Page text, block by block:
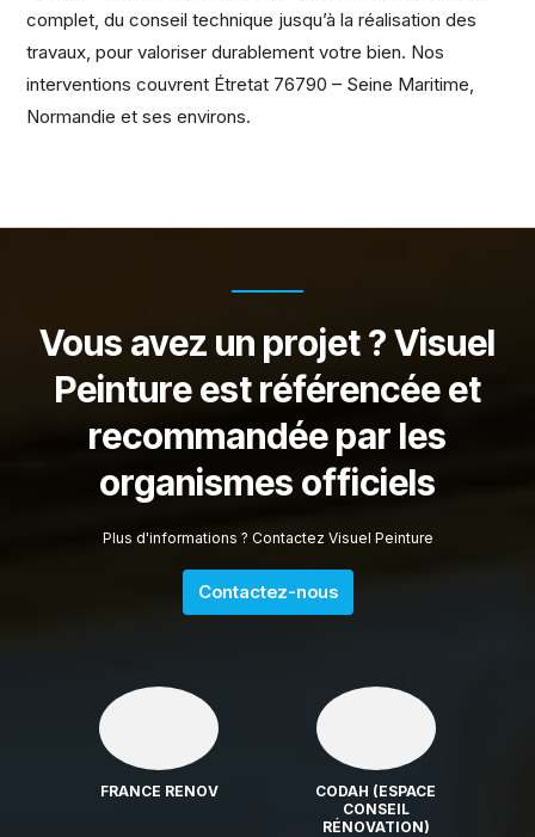
complet, du conseil technique jusqu’à la réalisation des
travaux, pour valoriser durablement votre bien. Nos
interventions couvrent Étretat 76790 – Seine Maritime,
Normandie et ses environs.
Vous avez un projet ? Visuel
Peinture est référencée et
recommandée par les
organismes officiels
Plus d'informations ? Contactez Visuel Peinture
Contactez-nous
FRANCE RENOV
CODAH (ESPACE
CONSEIL
RÉNOVATION)